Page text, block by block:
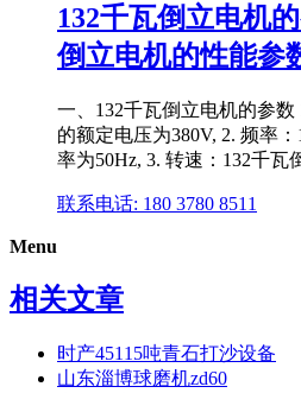
132千瓦倒立电机
倒立电机的性能参
一、132千瓦倒立电机的参
的额定电压为380V, 2. 频率
率为50Hz, 3. 转速：132千瓦
联系电话: 180 3780 8511
Menu
相关文章
时产45115吨青石打沙设备
山东淄博球磨机zd60